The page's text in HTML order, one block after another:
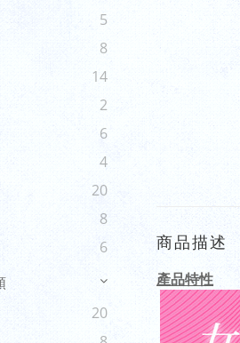
5
8
14
2
6
4
20
8
6
20
商品描述
產品特性